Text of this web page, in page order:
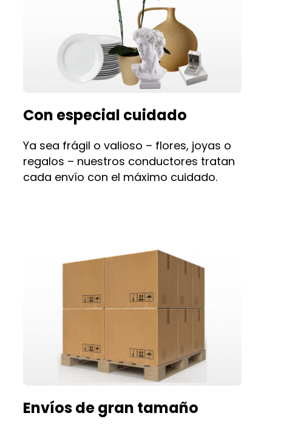
Con especial cuidado
Ya sea frágil o valioso – flores, joyas o
regalos – nuestros conductores tratan
cada envío con el máximo cuidado.
Envíos de gran tamaño